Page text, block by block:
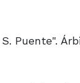
Puente".